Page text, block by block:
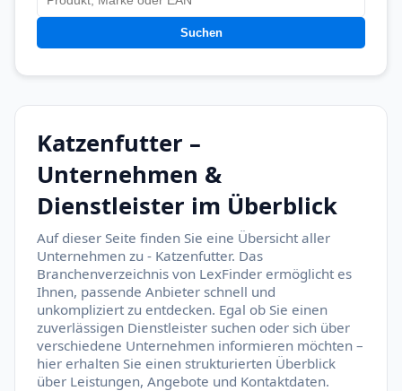
Suchen
Katzenfutter –
Unternehmen &
Dienstleister im Überblick
Auf dieser Seite finden Sie eine Übersicht aller
Unternehmen zu - Katzenfutter. Das
Branchenverzeichnis von LexFinder ermöglicht es
Ihnen, passende Anbieter schnell und
unkompliziert zu entdecken. Egal ob Sie einen
zuverlässigen Dienstleister suchen oder sich über
verschiedene Unternehmen informieren möchten –
hier erhalten Sie einen strukturierten Überblick
über Leistungen, Angebote und Kontaktdaten.